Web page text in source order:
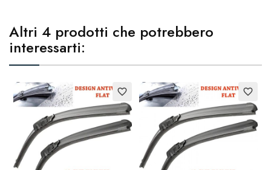
Altri 4 prodotti che potrebbero
interessarti:
favorite_border favorite_border